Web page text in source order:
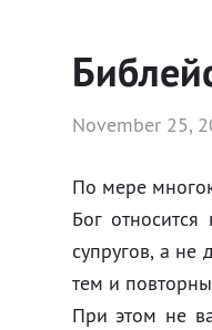
November 25,
По мере
Бог
супругов, а не
тем и
При этом не